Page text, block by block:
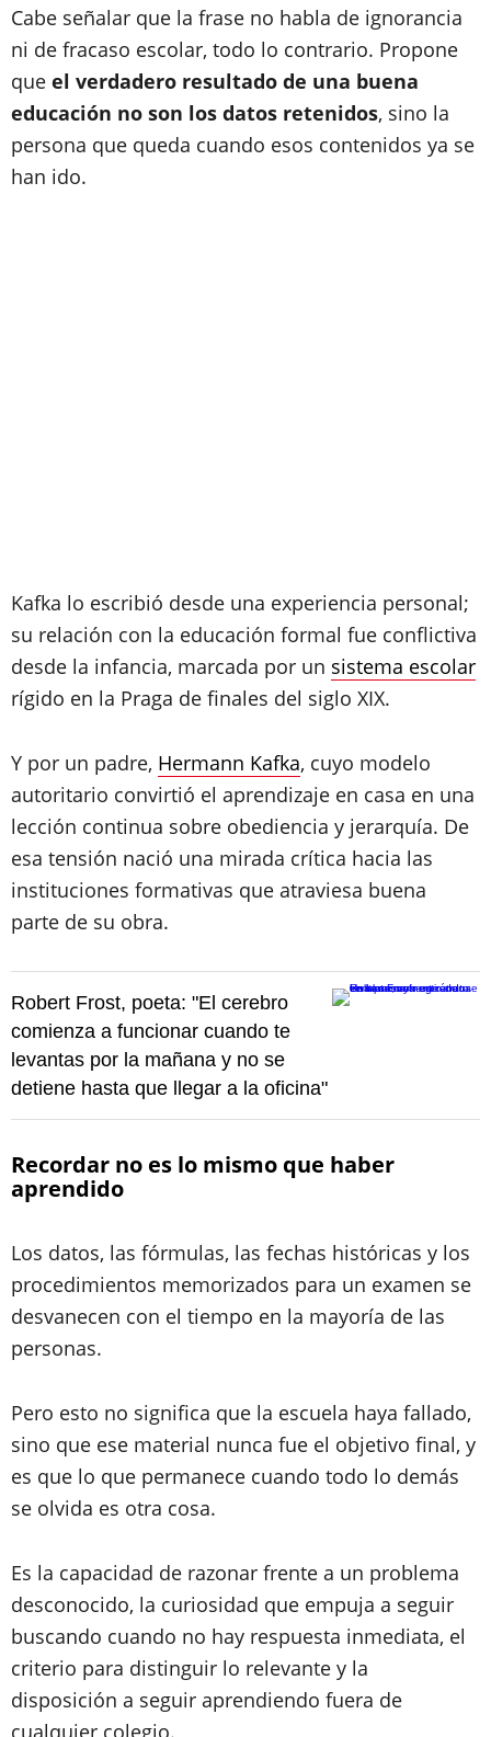
Cabe señalar que la frase no habla de ignorancia
ni de fracaso escolar, todo lo contrario. Propone
que el verdadero resultado de una buena
educación no son los datos retenidos, sino la
persona que queda cuando esos contenidos ya se
han ido.
Kafka lo escribió desde una experiencia personal;
su relación con la educación formal fue conflictiva
desde la infancia, marcada por un sistema escolar
rígido en la Praga de finales del siglo XIX.
Y por un padre, Hermann Kafka, cuyo modelo
autoritario convirtió el aprendizaje en casa en una
lección continua sobre obediencia y jerarquía. De
esa tensión nació una mirada crítica hacia las
instituciones formativas que atraviesa buena
parte de su obra.
Robert Frost, poeta: "El cerebro
comienza a funcionar cuando te
levantas por la mañana y no se
detiene hasta que llegar a la oficina"
Recordar no es lo mismo que haber
aprendido
Los datos, las fórmulas, las fechas históricas y los
procedimientos memorizados para un examen se
desvanecen con el tiempo en la mayoría de las
personas.
Pero esto no significa que la escuela haya fallado,
sino que ese material nunca fue el objetivo final, y
es que lo que permanece cuando todo lo demás
se olvida es otra cosa.
Es la capacidad de razonar frente a un problema
desconocido, la curiosidad que empuja a seguir
buscando cuando no hay respuesta inmediata, el
criterio para distinguir lo relevante y la
disposición a seguir aprendiendo fuera de
cualquier colegio.